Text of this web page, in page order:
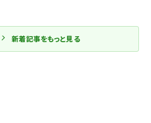
新着記事をもっと見る